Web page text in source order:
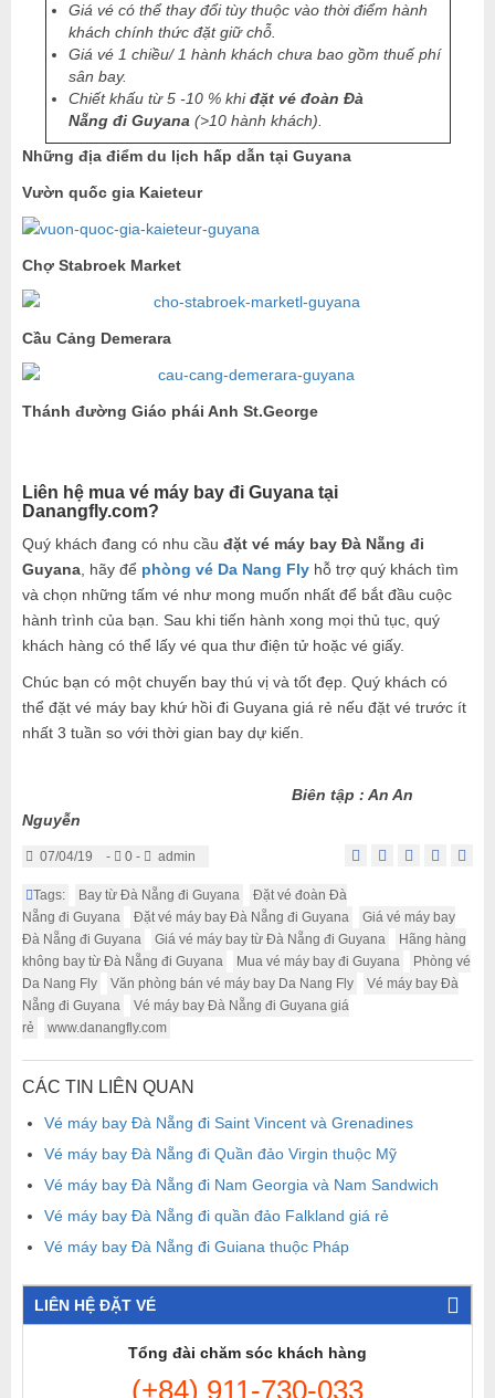
Giá vé có thể thay đổi tùy thuộc vào thời điểm hành
khách chính thức đặt giữ chỗ.
Giá vé 1 chiều/ 1 hành khách chưa bao gồm thuế phí
sân bay.
Chiết khấu từ 5 -10 % khiđặt vé đoàn Đà
Nẵng đi Guyana(>10 hành khách).
Những địa điểm du lịch hấp dẫn tại Guyana
Vườn quốc gia Kaieteur
Chợ Stabroek Market
Cầu Cảng Demerara
Thánh đường Giáo phái Anh St.George
Liên hệ mua vé máy bay đi Guyana tại
Danangfly.com?
Quý khách đang có nhu cầu đặt vé máy bay Đà Nẵng đi
Guyana, hãy để phòng vé Da Nang Fly hỗ trợ quý khách tìm
và chọn những tấm vé như mong muốn nhất để bắt đầu cuộc
hành trình của bạn. Sau khi tiến hành xong mọi thủ tục, quý
khách hàng có thể lấy vé qua thư điện tử hoặc vé giấy.
Chúc bạn có một chuyến bay thú vị và tốt đẹp. Quý khách có
thể đặt vé máy bay khứ hồi đi Guyana giá rẻ nếu đặt vé trước ít
nhất 3 tuần so với thời gian bay dự kiến.
Biên tập : An An
Nguyễn
07/04/19 - 0 - admin
Tags: Bay từ Đà Nẵng đi Guyana
Đặt vé đoàn Đà
Nẵng đi Guyana
Đặt vé máy bay Đà Nẵng đi Guyana
Giá vé máy bay
Đà Nẵng đi Guyana
Giá vé máy bay từ Đà Nẵng đi Guyana
Hãng hàng
không bay từ Đà Nẵng đi Guyana
Mua vé máy bay đi Guyana
Phòng vé
Da Nang Fly
Văn phòng bán vé máy bay Da Nang Fly
Vé máy bay Đà
Nẵng đi Guyana
Vé máy bay Đà Nẵng đi Guyana giá
rẻ
www.danangfly.com
CÁC TIN LIÊN QUAN
Vé máy bay Đà Nẵng đi Saint Vincent và Grenadines
Vé máy bay Đà Nẵng đi Quần đảo Virgin thuộc Mỹ
Vé máy bay Đà Nẵng đi Nam Georgia và Nam Sandwich
Vé máy bay Đà Nẵng đi quần đảo Falkland giá rẻ
Vé máy bay Đà Nẵng đi Guiana thuộc Pháp
LIÊN HỆ ĐẶT VÉ
Tổng đài chăm sóc khách hàng
(+84) 911-730-033